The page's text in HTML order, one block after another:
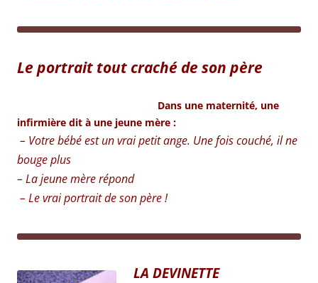
Le portrait tout craché de son père
Dans une maternité, une
infirmière dit à une jeune mère :
– Votre bébé est un vrai petit ange. Une fois couché, il ne
bouge plus
– La jeune mère répond
– Le vrai portrait de son père !
LA DEVINETTE